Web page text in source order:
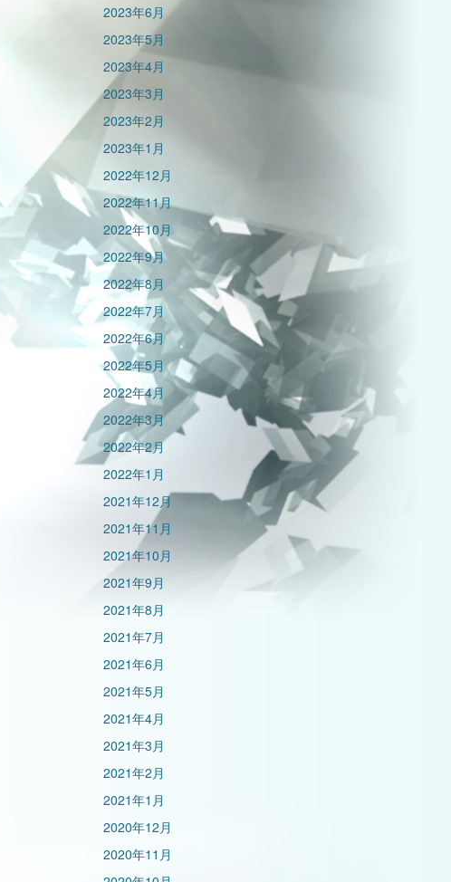
2023年6月
2023年5月
2023年4月
2023年3月
2023年2月
2023年1月
2022年12月
2022年11月
2022年10月
2022年9月
2022年8月
2022年7月
2022年6月
2022年5月
2022年4月
2022年3月
2022年2月
2022年1月
2021年12月
2021年11月
2021年10月
2021年9月
2021年8月
2021年7月
2021年6月
2021年5月
2021年4月
2021年3月
2021年2月
2021年1月
2020年12月
2020年11月